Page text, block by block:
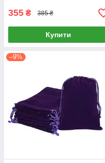
355 ₴ 385 ₴
Купити
–9%